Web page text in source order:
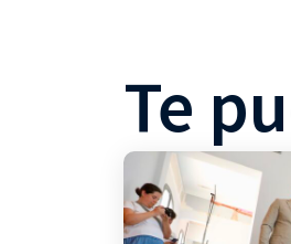
Te